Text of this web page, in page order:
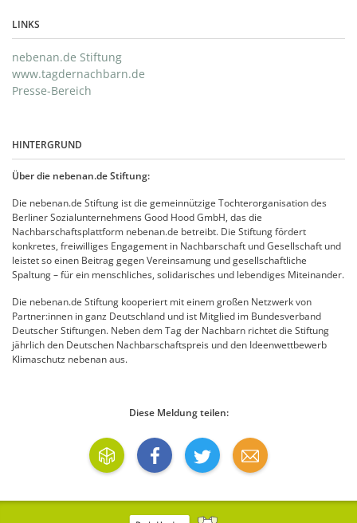
LINKS
nebenan.de Stiftung
www.tagdernachbarn.de
Presse-Bereich
HINTERGRUND
Über die nebenan.de Stiftung:
Die nebenan.de Stiftung ist die gemeinnützige Tochterorganisation des
Berliner Sozialunternehmens Good Hood GmbH, das die
Nachbarschaftsplattform nebenan.de betreibt. Die Stiftung fördert
konkretes, freiwilliges Engagement in Nachbarschaft und Gesellschaft und
leistet so einen Beitrag gegen Vereinsamung und gesellschaftliche
Spaltung – für ein menschliches, solidarisches und lebendiges Miteinander.
Die nebenan.de Stiftung kooperiert mit einem großen Netzwerk von
Partner:innen in ganz Deutschland und ist Mitglied im Bundesverband
Deutscher Stiftungen. Neben dem Tag der Nachbarn richtet die Stiftung
jährlich den Deutschen Nachbarschaftspreis und den Ideenwettbewerb
Klimaschutz nebenan aus.
Diese Meldung teilen: